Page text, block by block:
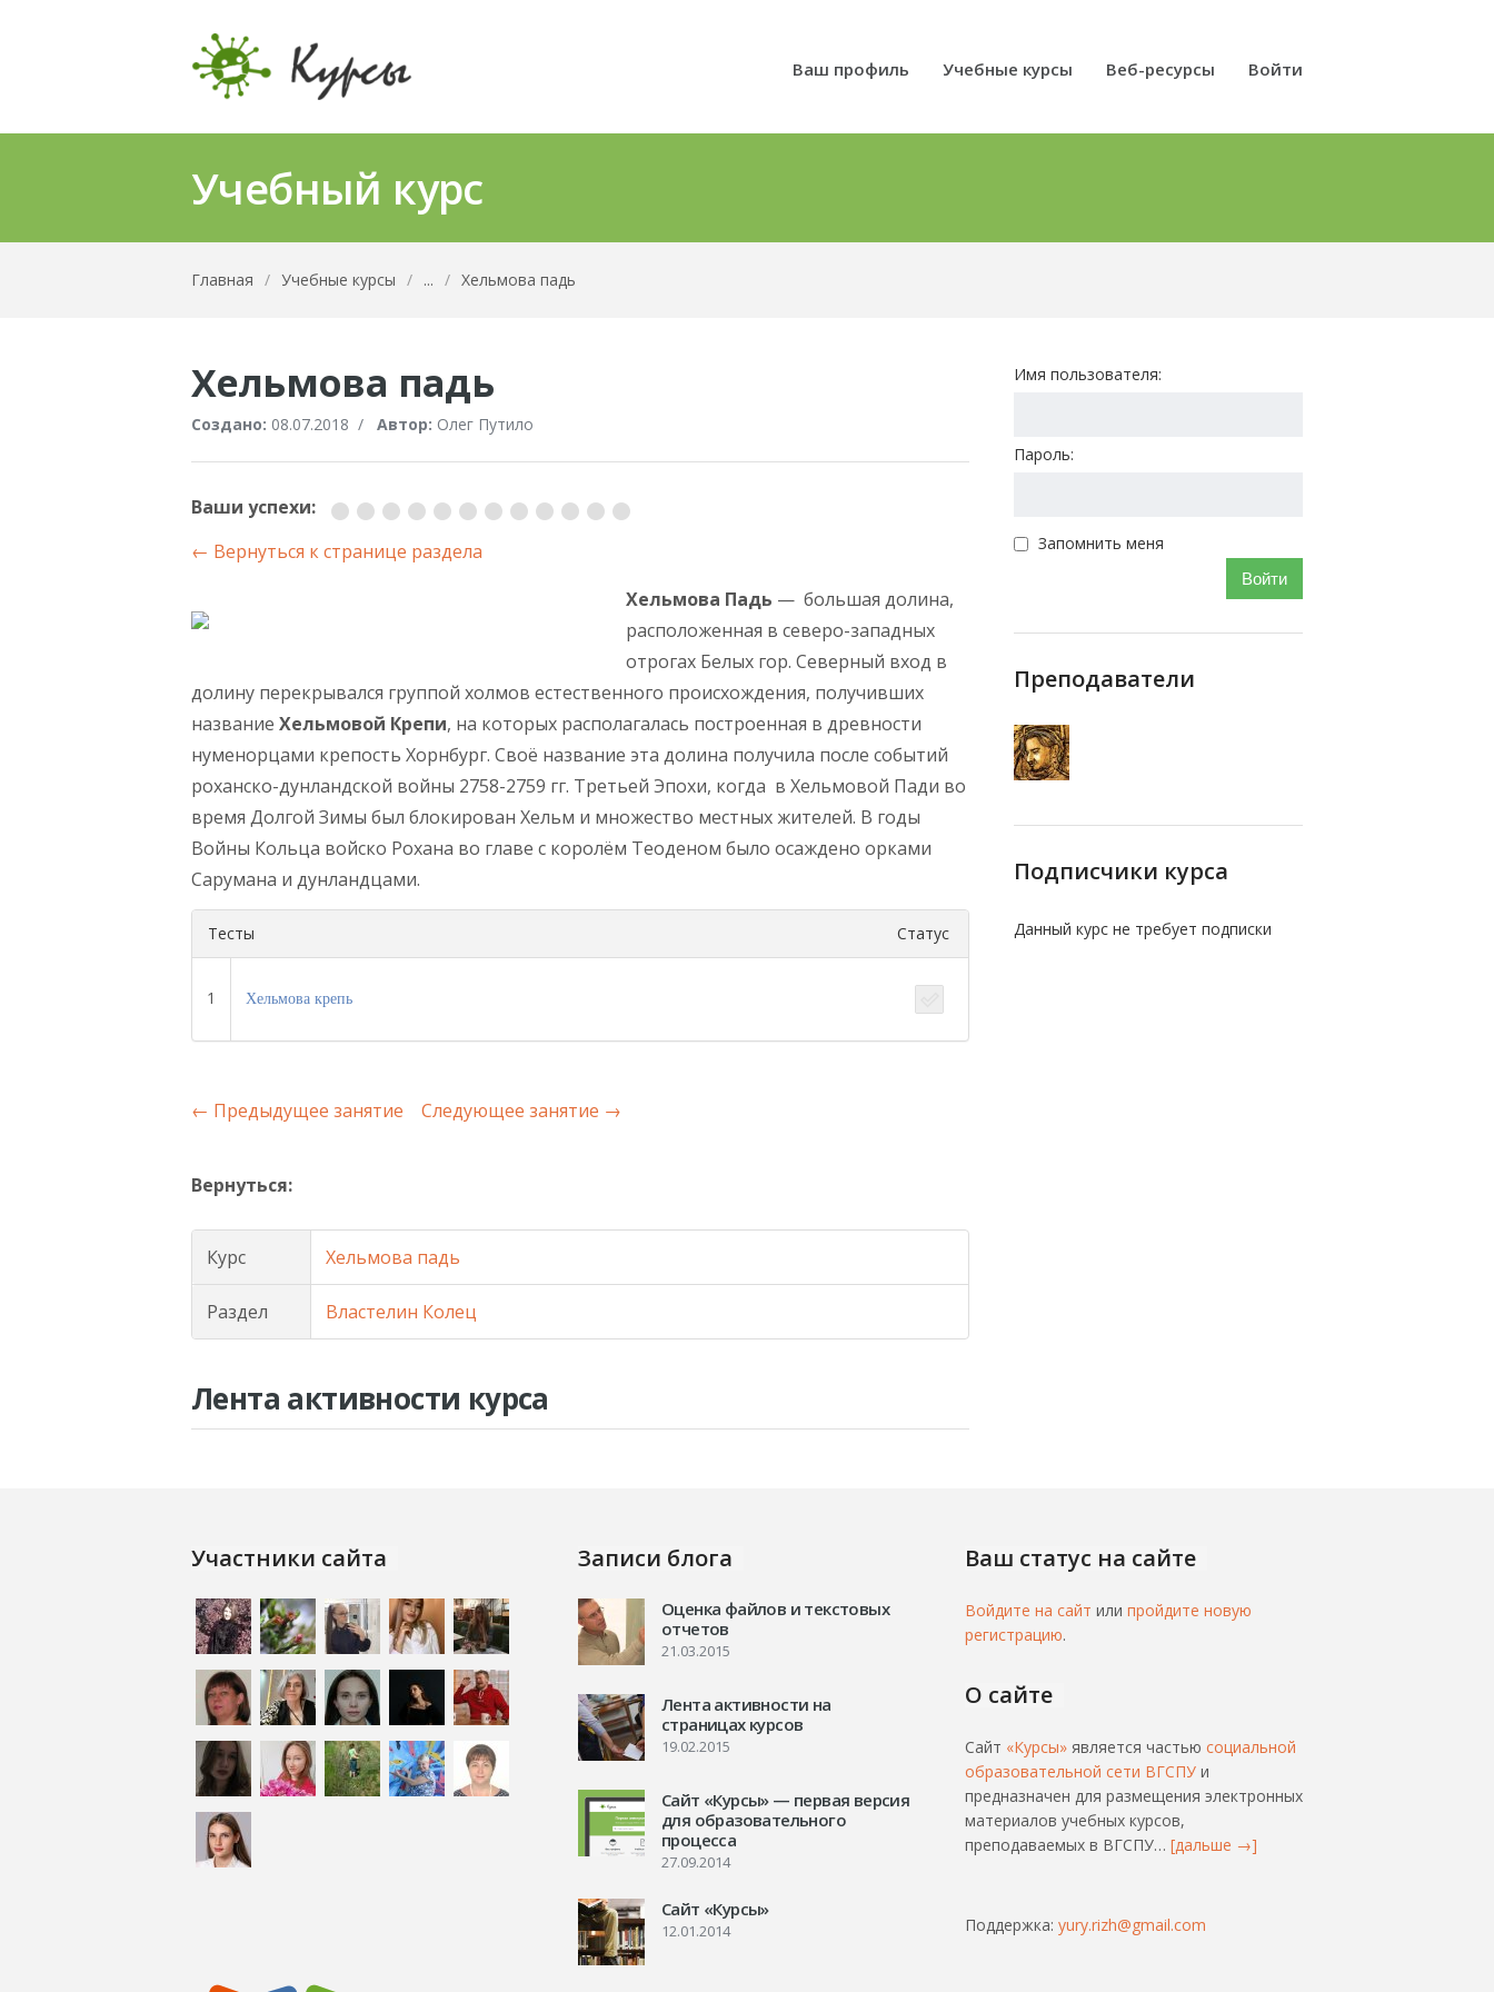
Ваш профиль Учебные курсы Веб-ресурсы Войти
Учебный курс
Главная / Учебные курсы / ... / Хельмова падь
Хельмова падь
Создано: 08.07.2018 / Автор: Олег Путило
Ваши успехи:
← Вернуться к странице раздела
Хельмова Падь — большая долина,
расположенная в северо-западных
отрогах Белых гор. Северный вход в
долину перекрывался группой холмов естественного происхождения, получивших
название Хельмовой Крепи, на которых располагалась построенная в древности
нуменорцами крепость Хорнбург. Своё название эта долина получила после событий
роханско-дунландской войны 2758-2759 гг. Третьей Эпохи, когда в Хельмовой Пади во
время Долгой Зимы был блокирован Хельм и множество местных жителей. В годы
Войны Кольца войско Рохана во главе с королём Теоденом было осаждено орками
Сарумана и дунландцами.
Тесты Статус
1 Хельмова крепь
← Предыдущее занятие Следующее занятие →
Вернуться:
Курс Хельмова падь
Раздел Властелин Колец
Лента активности курса
Имя пользователя:
Пароль:
Запомнить меня
Войти
Преподаватели
Подписчики курса
Данный курс не требует подписки
Участники сайта Записи блога
Оценка файлов и текстовых
отчетов
21.03.2015
Лента активности на
страницах курсов
19.02.2015
Сайт «Курсы» — первая версия
для образовательного
процесса
27.09.2014
Сайт «Курсы»
12.01.2014
Ваш статус на сайте
Войдите на сайт или пройдите новую
регистрацию.
О сайте
Сайт «Курсы» является частью социальной
образовательной сети ВГСПУ и
предназначен для размещения электронных
материалов учебных курсов,
преподаваемых в ВГСПУ… [дальше →]
Поддержка: yury.rizh@gmail.com